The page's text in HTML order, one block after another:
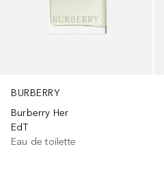
BURBERRY
Burberry Her
EdT
Eau de toilette